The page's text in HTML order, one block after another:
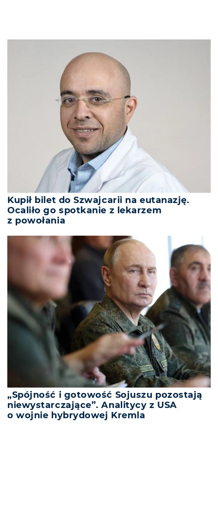
Kupił bilet do Szwajcarii na eutanazję.
Ocaliło go spotkanie z lekarzem
z powołania
„Spójność i gotowość Sojuszu pozostają
niewystarczające”. Analitycy z USA
o wojnie hybrydowej Kremla